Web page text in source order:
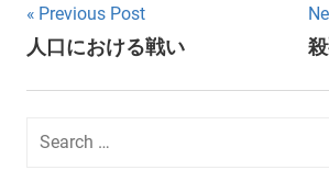
Post
navigation
Previous Post
人口における戦い